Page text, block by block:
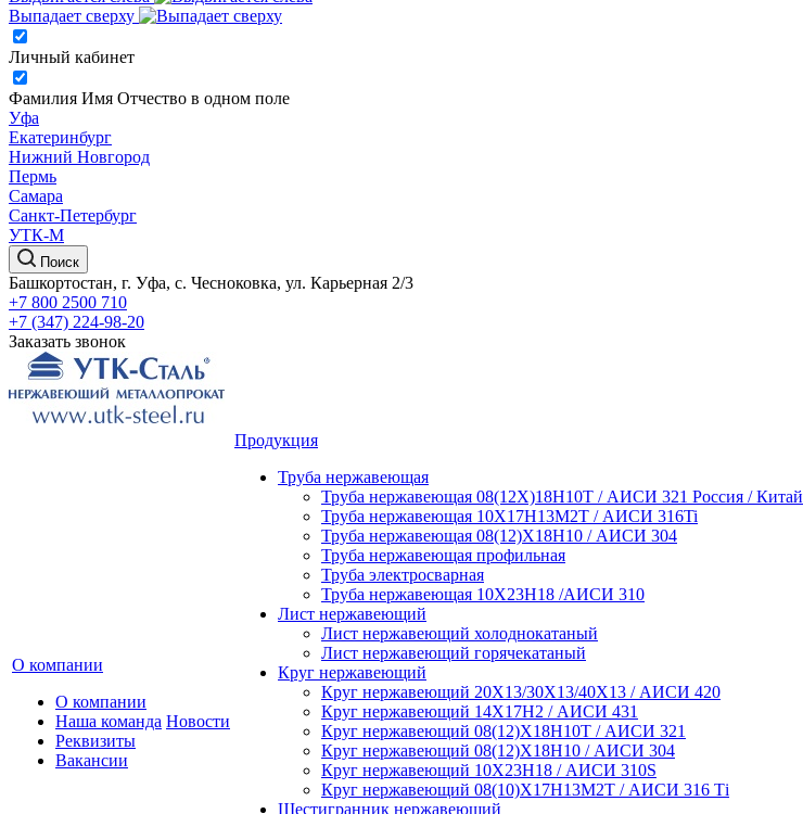
Выпадает сверху
Личный кабинет
Фамилия Имя Отчество в одном поле
Уфа
Екатеринбург
Нижний Новгород
Пермь
Самара
Санкт-Петербург
УТК-М
Поиск
Башкортостан, г. Уфа, с. Чесноковка, ул. Карьерная 2/3
+7 800 2500 710
+7 (347) 224-98-20
Заказать звонок
О компании
О компании
Наша команда
Реквизиты
Вакансии
Новости
Продукция
Труба нержавеющая
Труба нержавеющая 08(12Х)18Н10Т / АИСИ 321 Россия / Китай
Труба нержавеющая 10Х17Н13М2Т / АИСИ 316Ti
Труба нержавеющая 08(12)Х18Н10 / АИСИ 304
Труба нержавеющая профильная
Труба электросварная
Труба нержавеющая 10Х23Н18 /АИСИ 310
Лист нержавеющий
Лист нержавеющий холоднокатаный
Лист нержавеющий горячекатаный
Круг нержавеющий
Круг нержавеющий 20Х13/30Х13/40Х13 / АИСИ 420
Круг нержавеющий 14Х17Н2 / АИСИ 431
Круг нержавеющий 08(12)Х18Н10Т / АИСИ 321
Круг нержавеющий 08(12)Х18Н10 / АИСИ 304
Круг нержавеющий 10Х23Н18 / АИСИ 310S
Круг нержавеющий 08(10)Х17Н13М2Т / АИСИ 316 Тi
Шестигранник нержавеющий